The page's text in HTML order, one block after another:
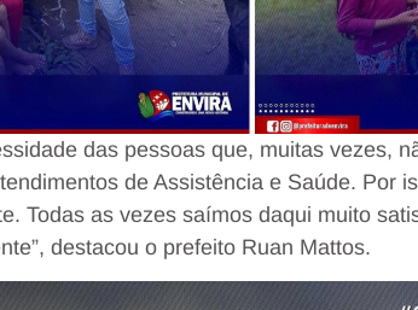
das pessoas que, muitas vezes,
de Assistência e Saúde. Por
Todas as vezes saímos daqui muito
destacou o prefeito Ruan Mattos.